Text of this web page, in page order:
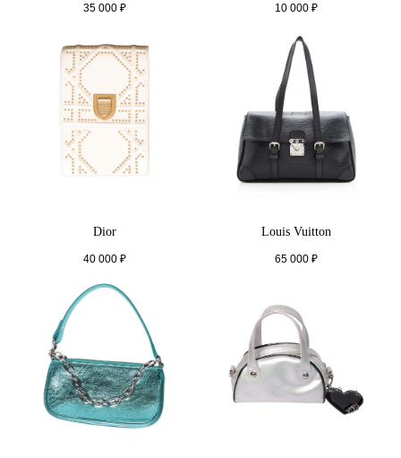
35 000 ₽ 10 000 ₽
Dior
40 000 ₽
Louis Vuitton
65 000 ₽